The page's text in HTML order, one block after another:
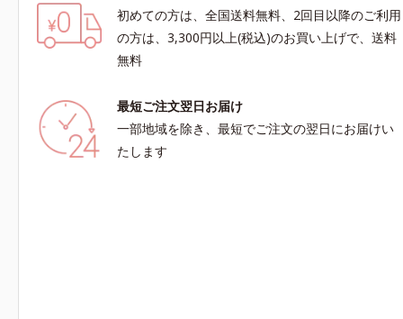
初めての方は、全国送料無料、2回目以降のご利用
の方は、3,300円以上(税込)のお買い上げで、送料
無料
最短ご注文翌日お届け
一部地域を除き、最短でご注文の翌日にお届けい
たします